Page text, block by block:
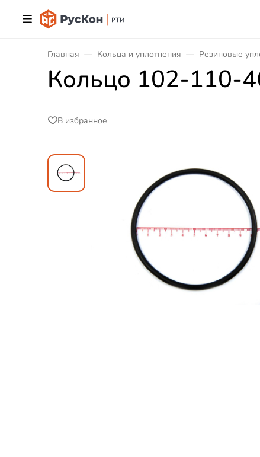
Главная Кольца и уплотнения Резиновые
Кольцо 102-110-
В избранное